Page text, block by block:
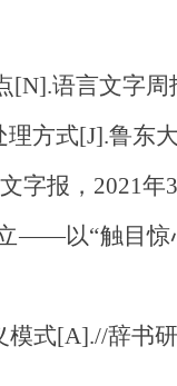
语言文字周
方式[J].鲁东
报，2021年3
以“触目惊
[A].//辞书